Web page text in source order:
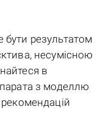
результатом
несумісною
в
з моделлю